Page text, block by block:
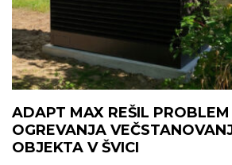
ADAPT MAX REŠIL
OGREVANJA
OBJEKTA V ŠVICI